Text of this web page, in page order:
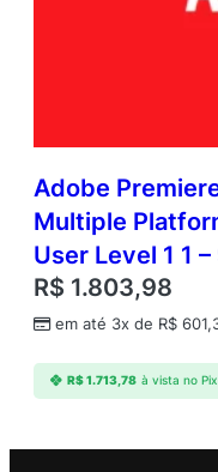
Adobe
Multiple
User Level 1 1 –
R$ 1.803,98
em até 3x de R$
R$1.713,78 à vista no